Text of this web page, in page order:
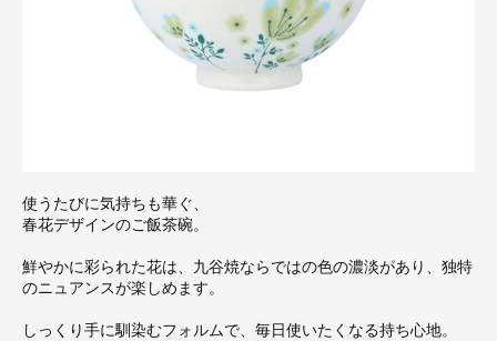
使うたびに気持ちも華ぐ、
春花デザインのご飯茶碗。
鮮やかに彩られた花は、九谷焼ならではの色の濃淡があり、独特
のニュアンスが楽しめます。
しっくり手に馴染むフォルムで、毎日使いたくなる持ち心地。